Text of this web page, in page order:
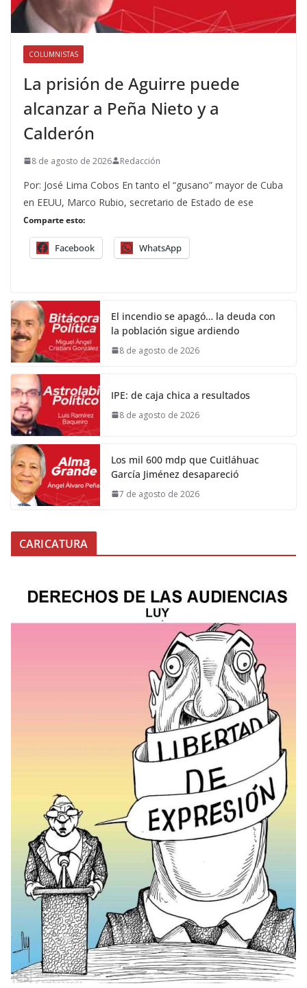
COLUMNISTAS
La prisión de Aguirre puede
alcanzar a Peña Nieto y a
Calderón
8 de agosto de 2026 Redacción
Por: José Lima Cobos En tanto el “gusano” mayor de Cuba
en EEUU, Marco Rubio, secretario de Estado de ese
Comparte esto:
Facebook WhatsApp
El incendio se apagó… la deuda con
la población sigue ardiendo
8 de agosto de 2026
IPE: de caja chica a resultados
8 de agosto de 2026
Los mil 600 mdp que Cuitláhuac
García Jiménez desapareció
7 de agosto de 2026
CARICATURA